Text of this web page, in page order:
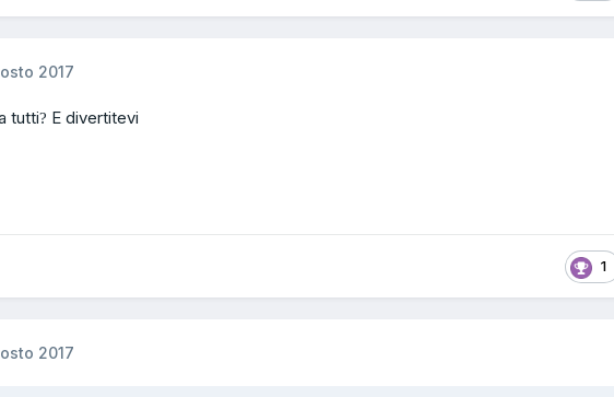
2017
tutti? E divertitevi
1
2017